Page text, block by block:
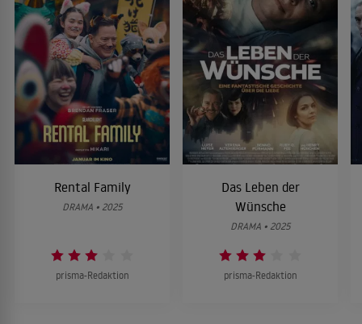
Rental Family
DRAMA • 2025
prisma-Redaktion
Das Leben der
Wünsche
DRAMA • 2025
prisma-Redaktion